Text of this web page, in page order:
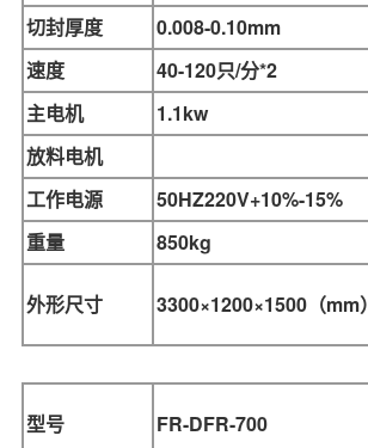
切封厚度
0.008-0.10mm
速度
40-120只/分*2
主电机
1.1kw
放料电机
工作电源
50HZ220V+10%-15%
重量
850kg
外形尺寸 3300×1200×1500（mm）
型号 FR-DFR-700